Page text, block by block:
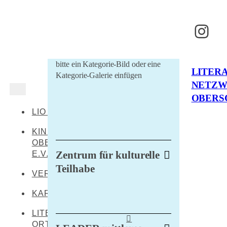
LIO AKTUELL
KINDERKULTUR
OBERSCHWABEN
E.V.
VERANSTALTUNGEN
KARTE
LITERARISCHE
ORTE
bitte ein Kategorie-Bild oder eine
Kategorie-Galerie einfügen
Zentrum für kulturelle
Teilhabe